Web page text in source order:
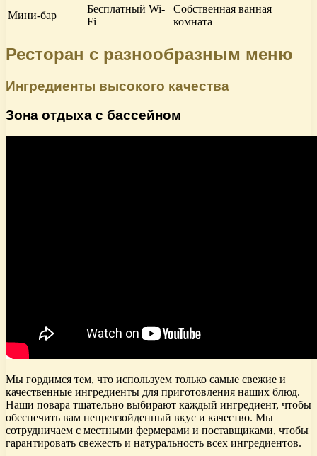
Мини-бар
Бесплатный Wi-
Fi
Собственная ванная
комната
Ресторан с разнообразным меню
Ингредиенты высокого качества
Зона отдыха с бассейном
Мы гордимся тем, что используем только самые свежие и
качественные ингредиенты для приготовления наших блюд.
Наши повара тщательно выбирают каждый ингредиент, чтобы
обеспечить вам непревзойденный вкус и качество. Мы
сотрудничаем с местными фермерами и поставщиками, чтобы
гарантировать свежесть и натуральность всех ингредиентов.